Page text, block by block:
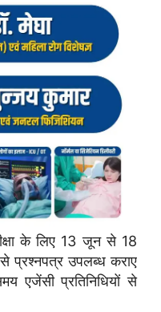
के लिए 13 जून से 18
प्रश्नपत्र उपलब्ध कराए
एजेंसी प्रतिनिधियों से